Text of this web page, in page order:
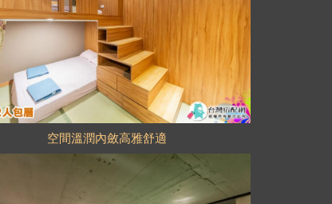
空間溫潤內斂高雅舒適